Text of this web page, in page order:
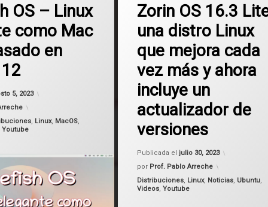
OS – Linux
como Mac
en
5, 2023
, Linux, MacOS,
Youtube
Zorin OS 16.3
una distro Linux
que mejora cada
vez más y ahora
incluye un
actualizador de
versiones
Publicada eljulio 30, 2023
por Prof. Pablo Arreche
Categorías:
Distribuciones, Linux, Noticias, Ubuntu,
Videos,Youtube
Linux
Lite
Ubuntu
Zorin OS
Zorin OS Lite 16.3